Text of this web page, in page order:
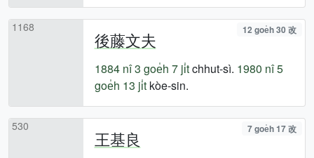
1168
後藤文夫 12 goe̍h 30 改
1884 nî3 goe̍h 7 ji̍tchhut-sì. 1980 nî5
goe̍h 13 ji̍tkòe-sin.
530
王基良 7 goe̍h 17 改